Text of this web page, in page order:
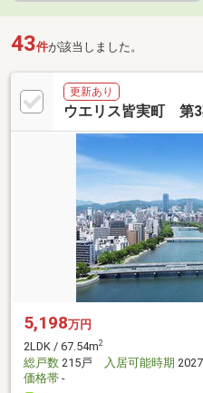
43件が該当しました。
更新あり
ウエリス皆実町 第
5,198万円
2LDK / 67.54m2
総戸数 215戸 入居可能時期
価格帯 -